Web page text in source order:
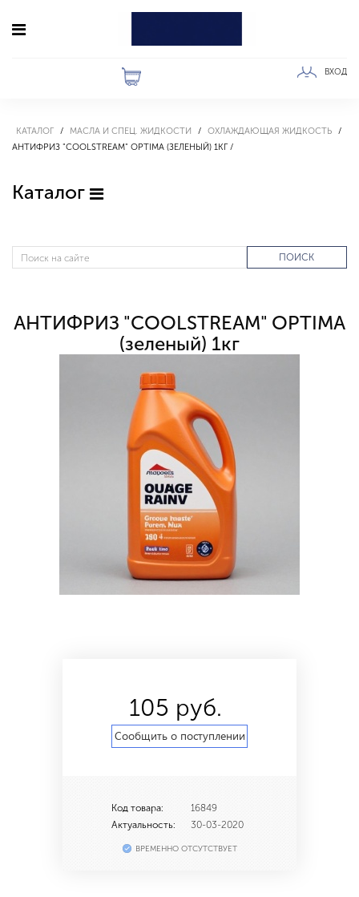
ВХОД
КАТАЛОГ МАСЛА И СПЕЦ. ЖИДКОСТИ
ОХЛАЖДАЮЩАЯ ЖИДКОСТЬ
АНТИФРИЗ "COOLSTREAM" OPTIMA (ЗЕЛЕНЫЙ) 1КГ
Каталог
ПОИСК
АНТИФРИЗ "COOLSTREAM" OPTIMA
(зеленый) 1кг
105 руб.
Сообщить о поступлении
Код товара:
16849
Актуальность:
30-03-2020
ВРЕМЕННО ОТСУТСТВУЕТ